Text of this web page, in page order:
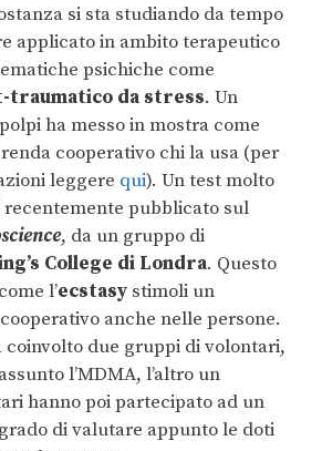
si sta studiando da tempo
applicato in ambito terapeutico
psichiche come
traumatico da stress. Un
ha messo in mostra come
cooperativo chi la usa (per
leggere qui). Un test molto
recentemente pubblicato sul
, da un gruppo di
College di Londra. Questo
l’ecstasy stimoli un
anche nelle persone.
coinvolto due gruppi di volontari,
l’MDMA, l’altro un
hanno poi partecipato ad un
di valutare appunto le doti